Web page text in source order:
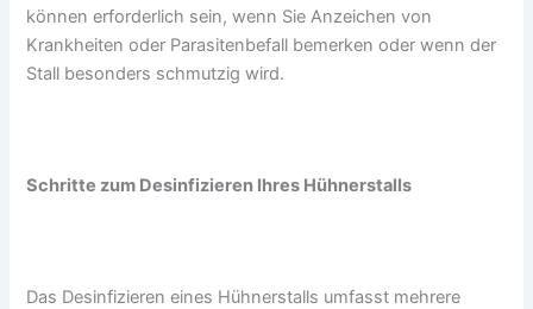
können erforderlich sein, wenn Sie Anzeichen von
Krankheiten oder Parasitenbefall bemerken oder wenn der
Stall besonders schmutzig wird.
Schritte zum Desinfizieren Ihres Hühnerstalls
Das Desinfizieren eines Hühnerstalls umfasst mehrere